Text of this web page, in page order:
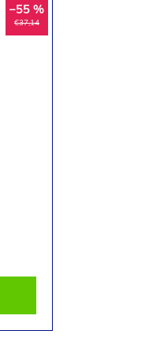
€37,14
–55 %